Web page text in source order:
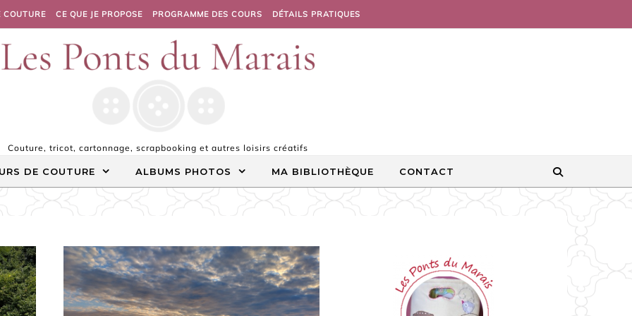
COUTURE CE QUE JE PROPOSE PROGRAMME DES COURS DÉTAILS PRATIQUES
Couture, tricot, cartonnage, scrapbooking et autres loisirs créatifs
DE COUTURE ALBUMS PHOTOS MA BIBLIOTHÈQUE CONTACT